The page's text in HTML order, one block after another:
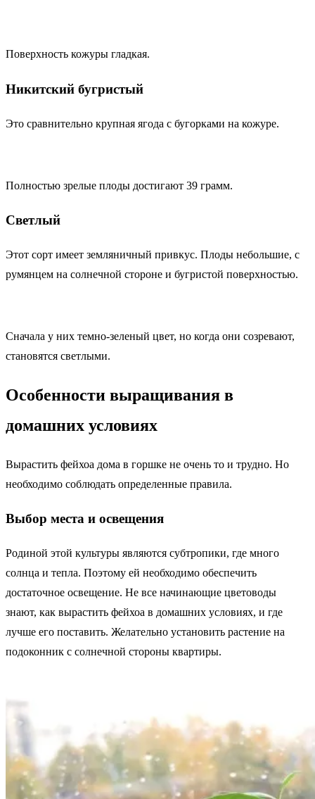
Поверхность кожуры гладкая.
Никитский бугристый
Это сравнительно крупная ягода с бугорками на кожуре.
Полностью зрелые плоды достигают 39 грамм.
Светлый
Этот сорт имеет земляничный привкус. Плоды небольшие, с
румянцем на солнечной стороне и бугристой поверхностью.
Сначала у них темно-зеленый цвет, но когда они созревают,
становятся светлыми.
Особенности выращивания в
домашних условиях
Вырастить фейхоа дома в горшке не очень то и трудно. Но
необходимо соблюдать определенные правила.
Выбор места и освещения
Родиной этой культуры являются субтропики, где много
солнца и тепла. Поэтому ей необходимо обеспечить
достаточное освещение. Не все начинающие цветоводы
знают, как вырастить фейхоа в домашних условиях, и где
лучше его поставить. Желательно установить растение на
подоконник с солнечной стороны квартиры.